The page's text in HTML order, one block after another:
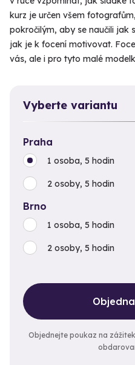
kurz je určen všem
pokročilým, aby se naučili jak
jak je k focení motivovat.
vás, ale i pro tyto malé
Vyberte variantu
Praha
1 osoba, 5 hodin
2 osoby, 5 hodin
Brno
1 osoba, 5 hodin
2 osoby, 5 hodin
Objednejte poukaz na